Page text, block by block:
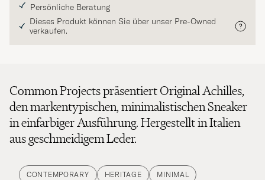
Persönliche Beratung
Dieses Produkt können Sie über unser Pre-Owned
verkaufen.
Common Projects präsentiert Original Achilles,
den markentypischen, minimalistischen Sneaker
in einfarbiger Ausführung. Hergestellt in Italien
aus geschmeidigem Leder.
CONTEMPORARY HERITAGE MINIMAL